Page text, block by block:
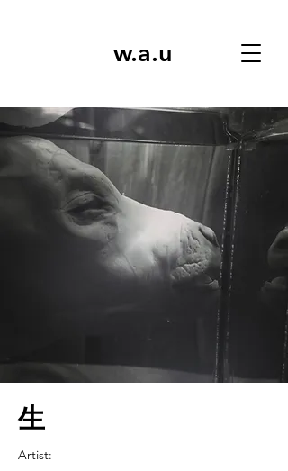
w.a.u
生
Artist: